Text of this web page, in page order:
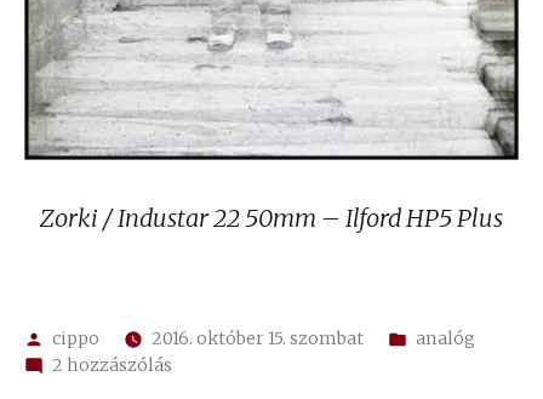
Zorki / Industar 22 50mm – Ilford HP5 Plus
Szerző:
cippo 2016. október 15. szombat Kategória:
analóg
2 hozzászólás